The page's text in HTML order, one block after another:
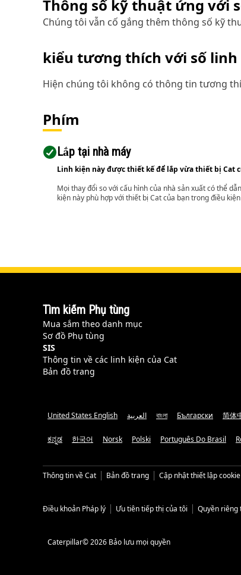
Thông số kỹ thuật ứng với
Chúng tôi vẫn cố gắng thêm thông số kỹ
kiểu tương thích với số linh
Hiện chúng tôi không có thông tin tương
Phím
Lắp tại nhà máy
Linh kiện này được thiết kế để lắp vừa thiết bị Cat
Mọi thay đổi so với cấu hình của nhà sản xuất có thể
kiện này phù hợp với thiết bị Cat của bạn trong điều
Tìm kiếm Phụ tùng
Mua sắm theo danh mục
Sơ đồ Phụ tùng
SIS
Thông tin về các linh kiện của Cat
Bản đồ trang
United States English العربية বাংলা Български 简体
ಕನ್ನಡ 한국어 Norsk Polski Português Do Brasil
Thông tin về Cat Bản đồ trang Cập nhật thiết lập cookie
Điều khoản Pháp lý Ưu tiên tiếp thị của tôi Quyền riêng
Caterpillar© 2026 Bảo lưu mọi quyền